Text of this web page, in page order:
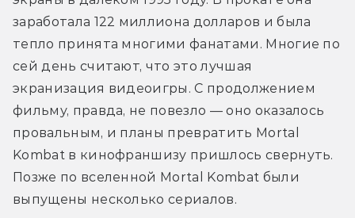
заработала 122 миллиона долларов и была
тепло принята многими фанатами. Многие по
сей день считают, что это лучшая
экранизация видеоигры. С продолжением
фильму, правда, не повезло — оно оказалось
провальным, и планы превратить Mortal
Kombat в кинофраншизу пришлось свернуть.
Позже по вселенной Mortal Kombat были
выпущены несколько сериалов.